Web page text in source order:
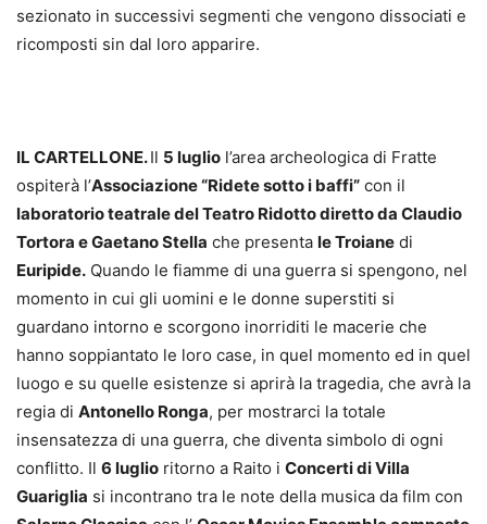
sezionato in successivi segmenti che vengono dissociati e
ricomposti sin dal loro apparire.
IL CARTELLONE.Il 5 luglio l’area archeologica di Fratte
ospiterà l’Associazione “Ridete sotto i baffi” con il
laboratorio teatrale del Teatro Ridotto diretto da Claudio
Tortora e Gaetano Stella che presenta le Troiane di
Euripide. Quando le fiamme di una guerra si spengono, nel
momento in cui gli uomini e le donne superstiti si
guardano intorno e scorgono inorriditi le macerie che
hanno soppiantato le loro case, in quel momento ed in quel
luogo e su quelle esistenze si aprirà la tragedia, che avrà la
regia di Antonello Ronga, per mostrarci la totale
insensatezza di una guerra, che diventa simbolo di ogni
conflitto. Il 6 luglio ritorno a Raito i Concerti di Villa
Guariglia si incontrano tra le note della musica da film con